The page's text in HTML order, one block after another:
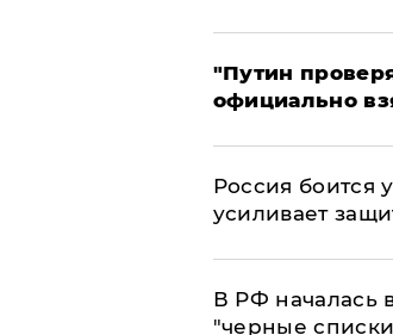
"Путин
официально
Россия боится
усиливает
​В РФ началась
"черные